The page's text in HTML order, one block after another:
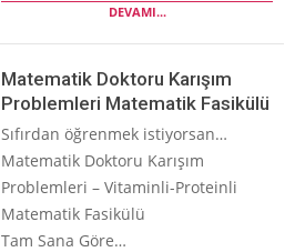
DEVAMI...
Matematik Doktoru Karışım
Problemleri Matematik Fasikülü
Sıfırdan öğrenmek istiyorsan…
Matematik Doktoru Karışım
Problemleri – Vitaminli-Proteinli
Matematik Fasikülü
Tam Sana Göre…